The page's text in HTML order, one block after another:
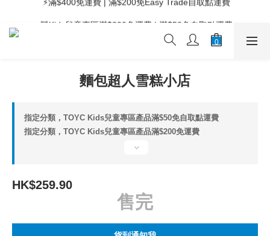
🧸Kids兒童專區滿$200免運費 | 滿$50免自取點運費
⚡滿$400免運費 | 滿$200免Easy Trade自取點運費
麵包超人雪糕小店
指定分類，TOYC Kids兒童專區產品滿$50免自取點運費
指定分類，TOYC Kids兒童專區產品滿$200免運費
HK$259.90
售完